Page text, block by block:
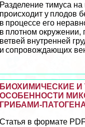
Разделение тимуса
происходит у плодов
в процессе его
в плотном окружении,
ветвей внутренней
и сопровождающих
БИОХИМИЧЕСКИЕ И
ОСОБЕННОСТИ
ГРИБАМИ-
Статья в формате